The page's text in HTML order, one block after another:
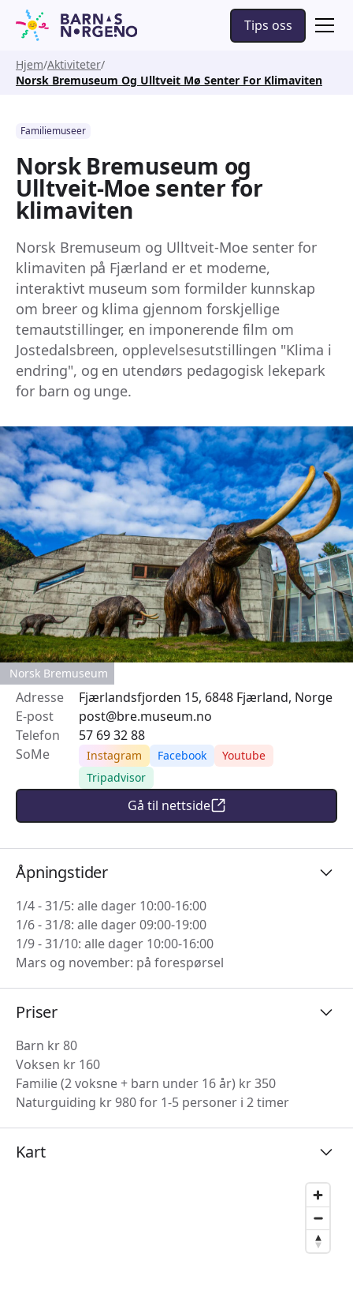
Tips oss
Hjem Aktiviteter
Norsk Bremuseum Og Ulltveit Mø Senter For Klimaviten
Familiemuseer
Norsk Bremuseum og
Ulltveit-Moe senter for
klimaviten
Norsk Bremuseum og Ulltveit-Moe senter for
klimaviten på Fjærland er et moderne,
interaktivt museum som formilder kunnskap
om breer og klima gjennom forskjellige
temautstillinger, en imponerende film om
Jostedalsbreen, opplevelsesutstillingen "Klima i
endring", og en utendørs pedagogisk lekepark
for barn og unge.
Norsk Bremuseum
Adresse
Fjærlandsfjorden 15, 6848 Fjærland, Norge
E-post
post@bre.museum.no
Telefon
57 69 32 88
SoMe
Instagram Facebook
Youtube
Tripadvisor
Gå til nettside
Åpningstider
1/4 - 31/5: alle dager 10:00-16:00
1/6 - 31/8: alle dager 09:00-19:00
1/9 - 31/10: alle dager 10:00-16:00
Mars og november: på forespørsel
Priser
Barn kr 80
Voksen kr 160
Familie (2 voksne + barn under 16 år) kr 350
Naturguiding kr 980 for 1-5 personer i 2 timer
Kart